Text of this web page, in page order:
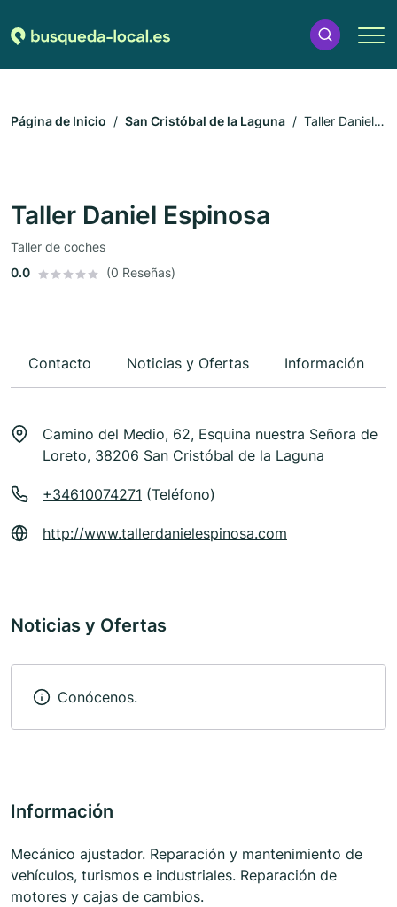
Página de Inicio San Cristóbal de la Laguna
Taller Daniel
Taller Daniel Espinosa
Taller de coches
0.0
(0 Reseñas)
Contacto Noticias y Ofertas Información
Camino del Medio, 62, Esquina nuestra Señora de
Loreto, 38206 San Cristóbal de la Laguna
+34610074271 (Teléfono)
http://www.tallerdanielespinosa.com
Noticias y Ofertas
Conócenos.
Información
Mecánico ajustador. Reparación y mantenimiento de
vehículos, turismos e industriales. Reparación de
motores y cajas de cambios.